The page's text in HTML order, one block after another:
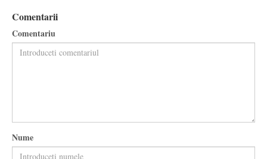
Comentarii
Comentariu
Nume